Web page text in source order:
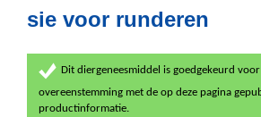
sie voor runderen
Dit diergeneesmiddel is goedgekeurd
overeenstemming met de op deze pagina
productinformatie.